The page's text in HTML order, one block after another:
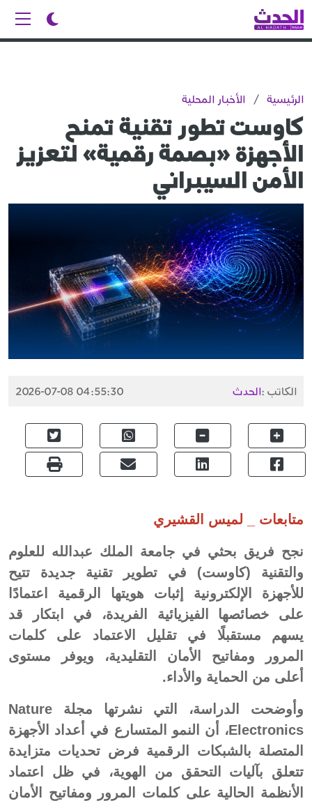
الرئيسية / الأخبار المحلية
كاوست تطور تقنية تمنح
الأجهزة «بصمة رقمية» لتعزيز
الأمن السيبراني
الكاتب :الحدث 2026-07-08 04:55:30
متابعات _ لميس القشيري
نجح فريق بحثي في جامعة الملك عبدالله للعلوم
والتقنية (كاوست) في تطوير تقنية جديدة تتيح
للأجهزة الإلكترونية إثبات هويتها الرقمية اعتمادًا
على خصائصها الفيزيائية الفريدة، في ابتكار قد
يسهم مستقبلًا في تقليل الاعتماد على كلمات
المرور ومفاتيح الأمان التقليدية، ويوفر مستوى
أعلى من الحماية والأداء.
وأوضحت الدراسة، التي نشرتها مجلة Nature
Electronics، أن النمو المتسارع في أعداد الأجهزة
المتصلة بالشبكات الرقمية فرض تحديات متزايدة
تتعلق بآليات التحقق من الهوية، في ظل اعتماد
الأنظمة الحالية على كلمات المرور ومفاتيح الأمان